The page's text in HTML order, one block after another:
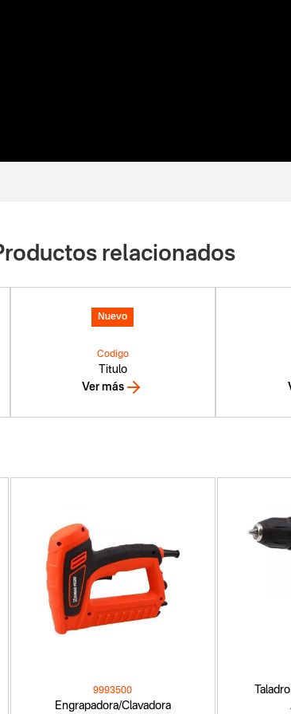
relacionados
Nuevo
Titulo
Codigo
Ver más
Engrapadora/Clavadora
9993500